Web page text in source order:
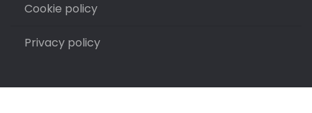
Cookie policy
Privacy policy